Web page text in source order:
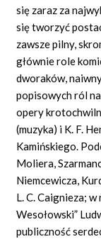
się zaraz za
się tworzyć
zawsze pilny,
głównie role
dworaków,
popisowych ról
opery
(muzyka) i K. F.
Kamińskiego.
Moliera,
Niemcewicza,
L. C. Caignieza;
Wesołowski”
publiczność